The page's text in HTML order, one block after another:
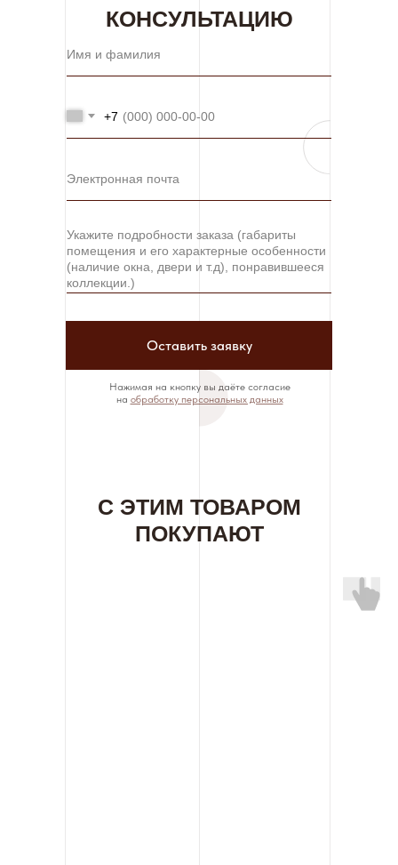
КОНСУЛЬТАЦИЮ
+7
Оставить заявку
Нажимая на кнопку вы даёте согласие
на обработку персональных данных
С ЭТИМ ТОВАРОМ
ПОКУПАЮТ